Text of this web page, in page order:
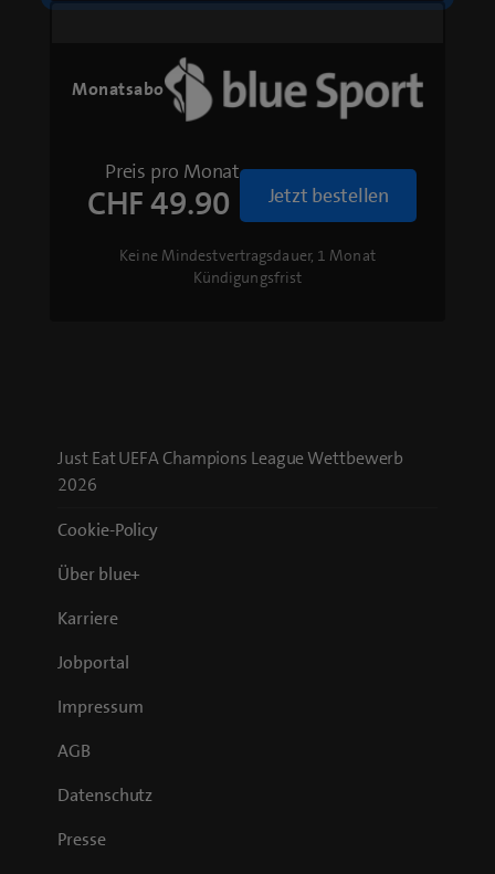
Monatsabo
Preis pro Monat
CHF 49.90 Jetzt bestellen
Keine Mindestvertragsdauer, 1 Monat
Kündigungsfrist
Just Eat UEFA Champions League Wettbewerb
2026
Cookie-Policy
Über blue+
Karriere
Jobportal
Impressum
AGB
Datenschutz
Presse